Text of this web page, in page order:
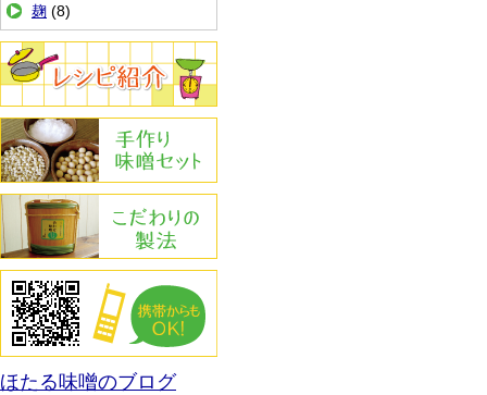
麹 (8)
レシピ紹介
手作りみその作り方
こだわりの製法
ほたる味噌のブログ